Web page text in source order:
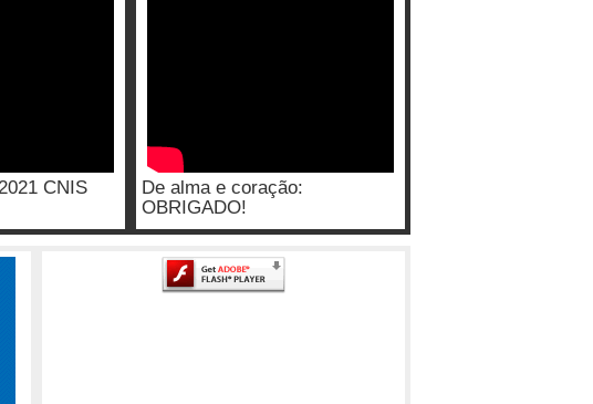
CNIS
De alma e coração:
OBRIGADO!